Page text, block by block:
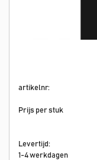
artikelnr:
Prijs per stuk
Levertijd:
1-4 werkdagen